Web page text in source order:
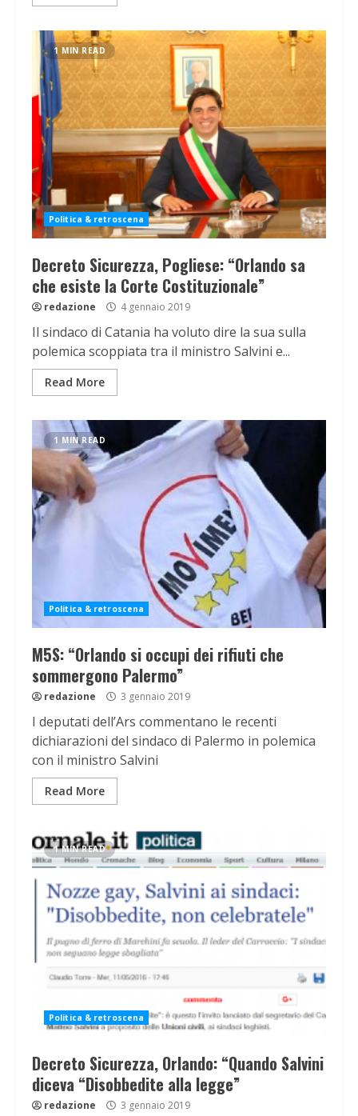
1 MIN READ
Politica & retroscena
Decreto Sicurezza, Pogliese: “Orlando sa
che esiste la Corte Costituzionale”
redazione 4 gennaio 2019
Il sindaco di Catania ha voluto dire la sua sulla
polemica scoppiata tra il ministro Salvini e...
Read More
1 MIN READ
Politica & retroscena
M5S: “Orlando si occupi dei rifiuti che
sommergono Palermo”
redazione 3 gennaio 2019
I deputati dell’Ars commentano le recenti
dichiarazioni del sindaco di Palermo in polemica
con il ministro Salvini
Read More
1 MIN READ
Politica & retroscena
Decreto Sicurezza, Orlando: “Quando Salvini
diceva “Disobbedite alla legge”
redazione 3 gennaio 2019